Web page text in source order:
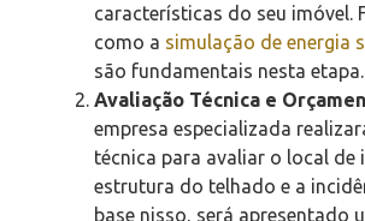
características do seu imóvel.
como a simulação de energia
são fundamentais nesta etapa.
Avaliação Técnica e
empresa especializada
técnica para avaliar o local de
estrutura do telhado e a
base nisso, será apresentado